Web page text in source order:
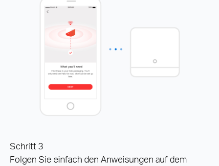
Schritt 3
Folgen Sie einfach den Anweisungen auf dem